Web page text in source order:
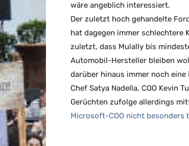
wäre angeblich interessiert.
Der zuletzt hoch gehandelte
hat dagegen immer schlechtere
zuletzt, dass Mulally bis
Automobil-Hersteller bleiben
darüber hinaus immer noch
Chef Satya Nadella, COO Kevin
Gerüchten zufolge allerdings
Microsoft-COO nicht besonders